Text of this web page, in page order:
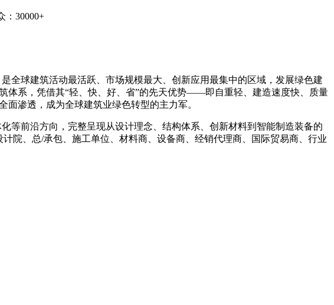
30000+
全球建筑活动最活跃、市场规模最大、创新应用最集中的区域，发展绿色建
体系，凭借其“轻、快、好、省”的先天优势——即自重轻、建造速度快、质量
渗透，成为全球建筑业绿色转型的主力军。
等前沿方向，完整呈现从设计理念、结构体系、创新材料到智能制造装备的
院、总/承包、施工单位、材料商、设备商、经销代理商、国际贸易商、行业